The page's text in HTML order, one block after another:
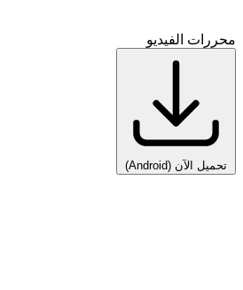
محررات الفيديو
تحميل الآن (Android)